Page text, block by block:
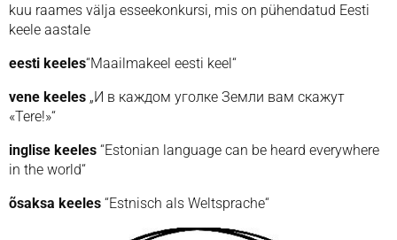
kuu raames välja esseekonkursi, mis on pühendatud Eesti
keele aastale
eesti keeles“Maailmakeel eesti keel“
vene keeles „И в каждом уголке Земли вам скажут
«Tere!»“
inglise keeles “Estonian language can be heard everywhere
in the world“
õsaksa keeles “Estnisch als Weltsprache“